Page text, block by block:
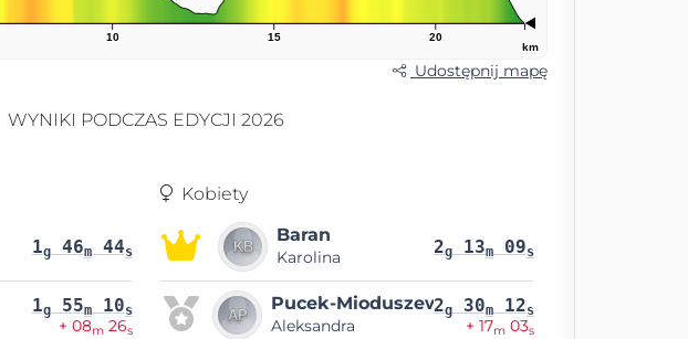
10 15 20
km
Udostępnij mapę
WYNIKI PODCZAS EDYCJI 2026
1g46m44s
1g55m10s
+ 08m26s
Kobiety
Baran
Karolina 2g13m09s
Pucek-Mioduszewska
Aleksandra
2g30m12s
+ 17m03s